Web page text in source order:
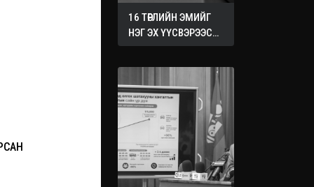
16 ТӨРЛИЙН ЭМИЙГ
НЭГ ЭХ ҮҮСВЭРЭЭС
ХУДАЛДАН АВАХ